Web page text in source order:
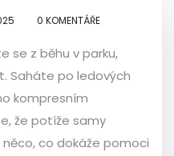
0 KOMENTÁŘE
se z běhu v parku,
Saháte po ledových
kompresním
že potíže samy
co dokáže pomoci